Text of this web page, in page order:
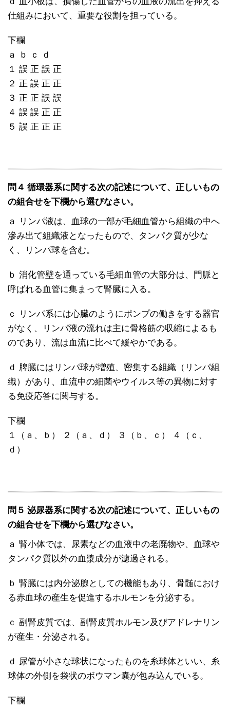
仕組みにおいて、重要な役割を担っている。
下欄
ａ ｂ ｃ ｄ
１ 誤 正 誤 正
２ 正 誤 正 正
３ 正 正 誤 誤
４ 誤 誤 正 正
５ 誤 正 正 正
問４ 循環器系に関する次の記述について、正しいもの
の組合せを下欄から選びなさい。
ａ リンパ液は、血球の一部が毛細血管から組織の中へ
滲み出て組織液となったもので、タンパク質が少な
く、リンパ球を含む。
ｂ 消化管壁を通っている毛細血管の大部分は、門脈と
呼ばれる血管に集まって腎臓に入る。
ｃ リンパ系には心臓のようにポンプの働きをする器官
がなく、リンパ液の流れは主に骨格筋の収縮によるも
のであり、流は血流に比べて緩やかである。
ｄ 脾臓にはリンパ球が増殖、密集する組織（リンパ組
織）があり、血流中の細菌やウイルス等の異物に対す
る免疫応答に関与する。
下欄
１（ａ、ｂ） ２（ａ、ｄ） ３（ｂ、ｃ） ４（ｃ、
ｄ）
問５ 泌尿器系に関する次の記述について、正しいもの
の組合せを下欄から選びなさい。
ａ 腎小体では、尿素などの血液中の老廃物や、血球や
タンパク質以外の血漿成分が濾過される。
ｂ 腎臓には内分泌腺としての機能もあり、骨髄におけ
る赤血球の産生を促進するホルモンを分泌する。
ｃ 副腎皮質では、副腎皮質ホルモン及びアドレナリン
が産生・分泌される。
ｄ 尿管が小さな球状になったものを糸球体といい、糸
球体の外側を袋状のボウマン囊が包み込んでいる。
下欄